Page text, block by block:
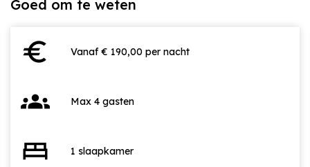
Goed om te weten
euro Vanaf € 190,00 per nacht
groups Max 4 gasten
bed 1 slaapkamer